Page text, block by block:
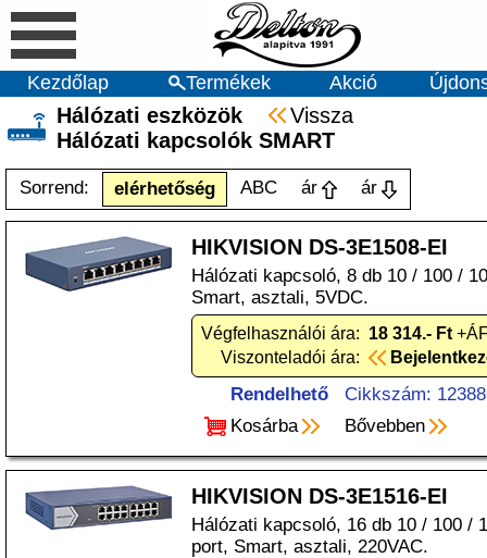
Kezdőlap Termékek Akció
Hálózati eszközök
Vissza
Hálózati kapcsolók SMART
Sorrend: elérhetőség ABC ár ár
HIKVISION DS-3E1508-EI
Hálózati kapcsoló, 8 db 10 / 100 /
Smart, asztali, 5VDC.
Végfelhasználói ára: 18 314.- Ft
Viszonteladói ára:
Rendelhető
Cikkszám:
Kosárba
Bővebben
HIKVISION DS-3E1516-EI
Hálózati kapcsoló, 16 db 10 / 100 /
port, Smart, asztali, 220VAC.